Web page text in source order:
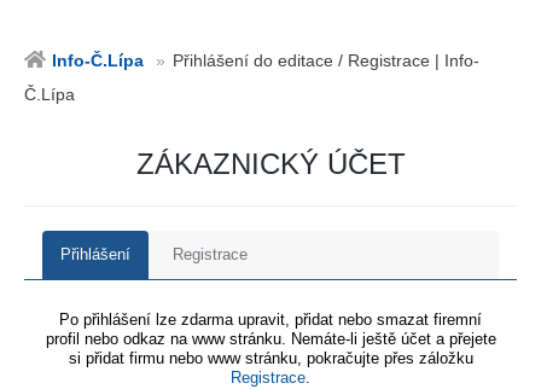
Info-Č.Lípa
Přihlášení do editace / Registrace | Info-
Č.Lípa
ZÁKAZNICKÝ ÚČET
Přihlášení Registrace
Po přihlášení lze zdarma upravit, přidat nebo smazat firemní
profil nebo odkaz na www stránku. Nemáte-li ještě účet a přejete
si přidat firmu nebo www stránku, pokračujte přes záložku
Registrace.